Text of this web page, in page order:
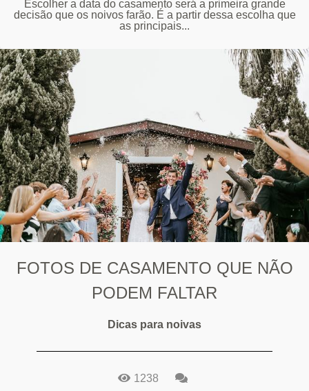
Escolher a data do casamento será a primeira grande
decisão que os noivos farão. É a partir dessa escolha que
as principais...
FOTOS DE CASAMENTO QUE NÃO
PODEM FALTAR
Dicas para noivas
1238